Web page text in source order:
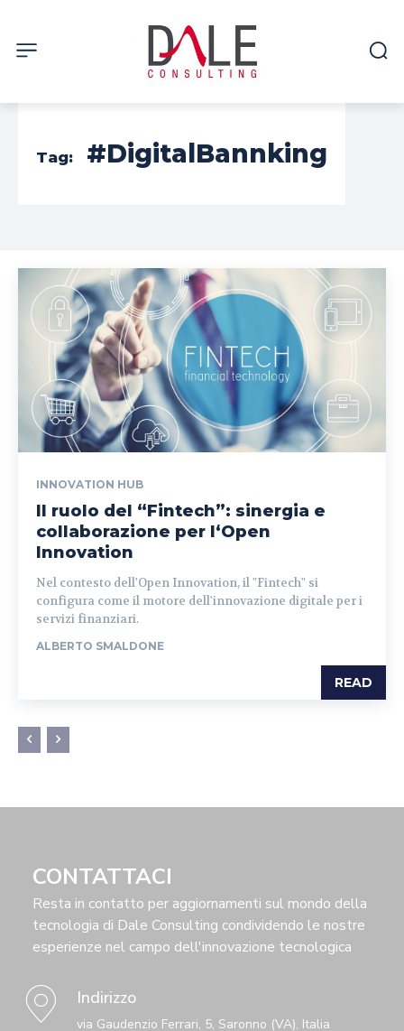
Tag: #DigitalBannking
INNOVATION HUB
Il ruolo del “Fintech”: sinergia e
collaborazione per l‘Open
Innovation
Nel contesto dell'Open Innovation, il "Fintech" si
configura come il motore dell'innovazione digitale per i
servizi finanziari.
ALBERTO SMALDONE
READ
CONTATTACI
Resta in contatto per aggiornamenti sul mondo della
tecnologia di Dale Consulting condividendo le nostre
esperienze nel campo dell'innovazione tecnologica
Indirizzo
via Gaudenzio Ferrari, 5, Saronno (VA), Italia